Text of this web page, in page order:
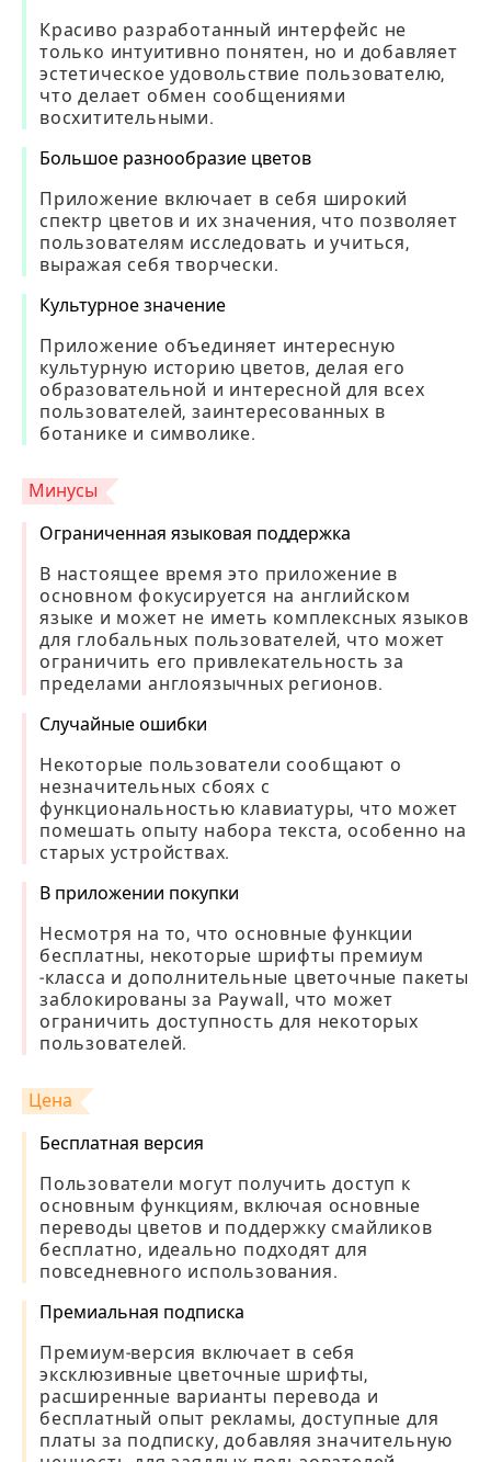
Красиво разработанный интерфейс не
только интуитивно понятен, но и добавляет
эстетическое удовольствие пользователю,
что делает обмен сообщениями
восхитительными.
Большое разнообразие цветов
Приложение включает в себя широкий
спектр цветов и их значения, что позволяет
пользователям исследовать и учиться,
выражая себя творчески.
Культурное значение
Приложение объединяет интересную
культурную историю цветов, делая его
образовательной и интересной для всех
пользователей, заинтересованных в
ботанике и символике.
Минусы
Ограниченная языковая поддержка
В настоящее время это приложение в
основном фокусируется на английском
языке и может не иметь комплексных языков
для глобальных пользователей, что может
ограничить его привлекательность за
пределами англоязычных регионов.
Случайные ошибки
Некоторые пользователи сообщают о
незначительных сбоях с
функциональностью клавиатуры, что может
помешать опыту набора текста, особенно на
старых устройствах.
В приложении покупки
Несмотря на то, что основные функции
бесплатны, некоторые шрифты премиум
-класса и дополнительные цветочные пакеты
заблокированы за Paywall, что может
ограничить доступность для некоторых
пользователей.
Цена
Бесплатная версия
Пользователи могут получить доступ к
основным функциям, включая основные
переводы цветов и поддержку смайликов
бесплатно, идеально подходят для
повседневного использования.
Премиальная подписка
Премиум-версия включает в себя
эксклюзивные цветочные шрифты,
расширенные варианты перевода и
бесплатный опыт рекламы, доступные для
платы за подписку, добавляя значительную